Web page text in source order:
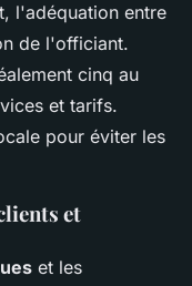
l'adéquation entre
de l'officiant.
cinq au
et tarifs.
pour éviter les
et
et les